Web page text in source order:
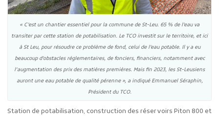
« C’est un chantier essentiel pour la commune de St-Leu. 65 % de l’eau va
transiter par cette station de potabilisation. Le TCO investit sur le territoire, et ici
à St Leu, pour résoudre ce problème de fond, celui de l’eau potable. Il y a eu
beaucoup d’obstacles réglementaires, de fonciers, financiers, notamment avec
l’augmentation des prix des matières premières. Mais fin 2023, les St-Leusiens
auront une eau potable de qualité pérenne », a indiqué Emmanuel Séraphin,
Président du TCO.
Station de potabilisation, construction des réservoirs Piton 800 et